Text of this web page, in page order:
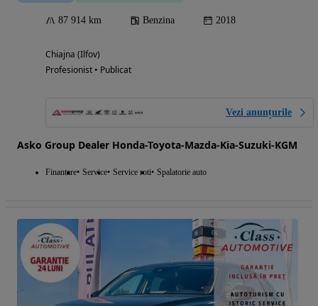
87 914 km Benzina 2018
Chiajna (Ilfov)
Profesionist • Publicat
Vezi anunțurile
Asko Group Dealer Honda-Toyota-Mazda-Kia-Suzuki-KGM
Finantare Service Service roti Spalatorie auto